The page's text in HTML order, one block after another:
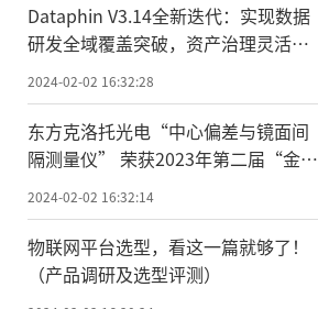
Dataphin V3.14全新迭代：实现数据
研发全域覆盖突破，资产治理灵活安
全再升级
2024-02-02 16:32:28
东方克洛托光电“中心偏差与镜面间
隔测量仪” 荣获2023年第二届“金燧
奖”中国光电仪器品牌榜银奖
2024-02-02 16:32:14
物联网平台选型，看这一篇就够了！
（产品调研及选型评测）